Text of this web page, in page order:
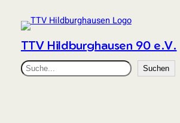
TTV Hildburghausen 90 e.V.
Suchen Suchen